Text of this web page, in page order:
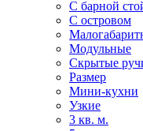
С барной
С островом
Модульные
Скрытые
Размер
Мини-кухни
Узкие
3 кв. м.